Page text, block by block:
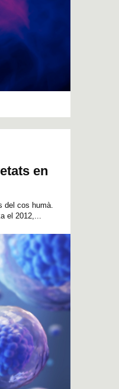
en
del cos humà.
el 2012,...